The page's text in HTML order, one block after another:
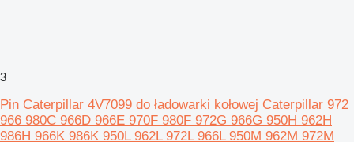
3
Pin Caterpillar 4V7099 do ładowarki kołowej Caterpillar 972
966 980C 966D 966E 970F 980F 972G 966G 950H 962H
986H 966K 986K 950L 962L 972L 966L 950M 962M 972M